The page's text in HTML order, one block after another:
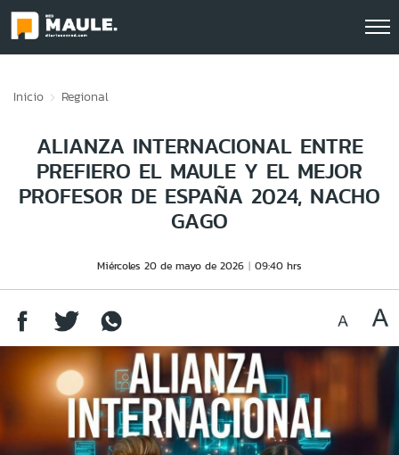
Inicio Regional
ALIANZA INTERNACIONAL ENTRE
PREFIERO EL MAULE Y EL MEJOR
PROFESOR DE ESPAÑA 2024, NACHO
GAGO
Miércoles 20 de mayo de 2026 09:40 hrs